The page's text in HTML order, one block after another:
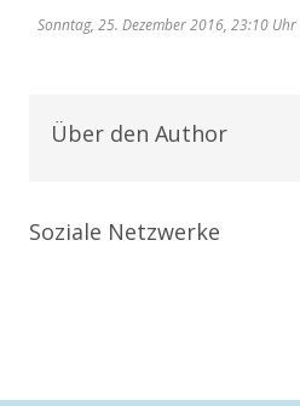
Sonntag, 25. Dezember 2016, 23:10 Uhr
Über den Author
Soziale Netzwerke